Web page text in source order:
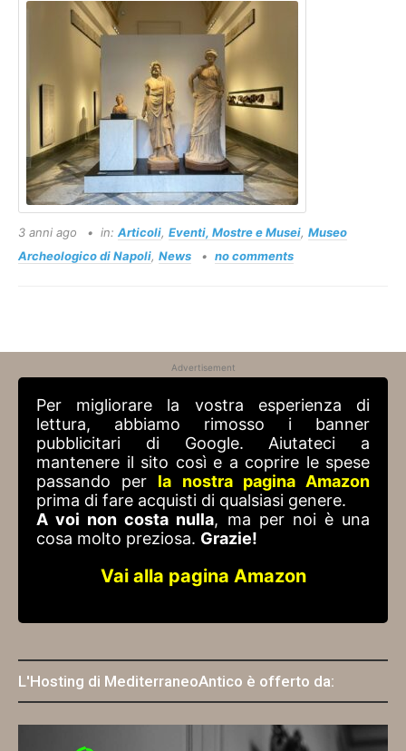
3 anni ago in: Articoli, Eventi, Mostre e Musei, Museo
Archeologico di Napoli, News no comments
Advertisement
Per migliorare la vostra esperienza di
lettura, abbiamo rimosso i banner
pubblicitari di Google. Aiutateci a
mantenere il sito così e a coprire le spese
passando per la nostra pagina Amazon
prima di fare acquisti di qualsiasi genere.
A voi non costa nulla, ma per noi è una
cosa molto preziosa. Grazie!
Vai alla pagina Amazon
L'Hosting di MediterraneoAntico è offerto da: